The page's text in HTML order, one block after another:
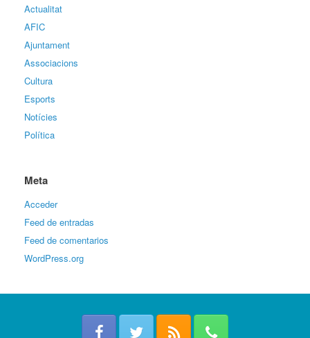
Actualitat
AFIC
Ajuntament
Associacions
Cultura
Esports
Notícies
Política
Meta
Acceder
Feed de entradas
Feed de comentarios
WordPress.org